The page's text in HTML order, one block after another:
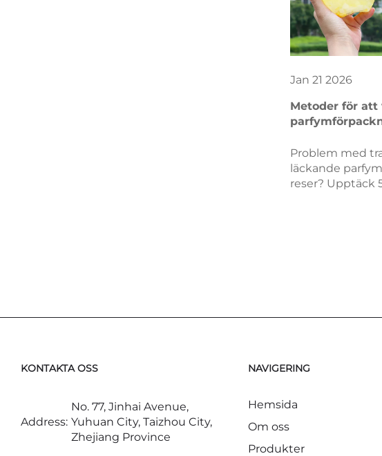
Jan 21 2026
Metoder för att
Problem med
läckande
reser? Upptäck
Optimera din
KONTAKTA OSS
Address:
No. 77, Jinhai Avenue,
Yuhuan City, Taizhou City,
Zhejiang Province
NAVIGERING
Hemsida
Om oss
Produkter